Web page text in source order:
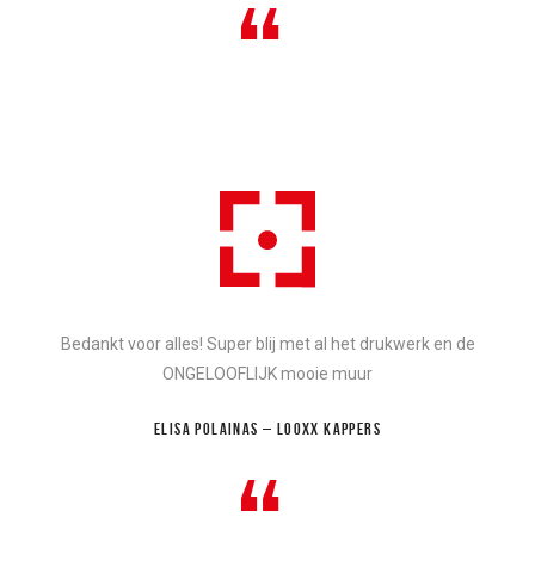
“
Bedankt voor alles! Super blij met al het drukwerk en de
ONGELOOFLIJK mooie muur
ELISA POLAINAS – LOOXX KAPPERS
“